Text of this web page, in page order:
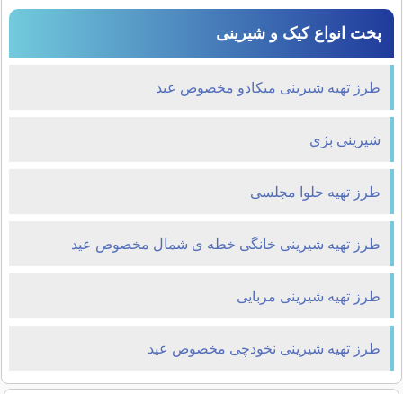
پخت انواع کیک و شیرینی
طرز تهیه شیرینی میکادو مخصوص عید
شیرینی بژی
طرز تهیه حلوا مجلسی
طرز تهیه شیرینی خانگی خطه ی شمال مخصوص عید
طرز تهیه شیرینی مربایی
طرز تهیه شیرینی نخودچی مخصوص عید